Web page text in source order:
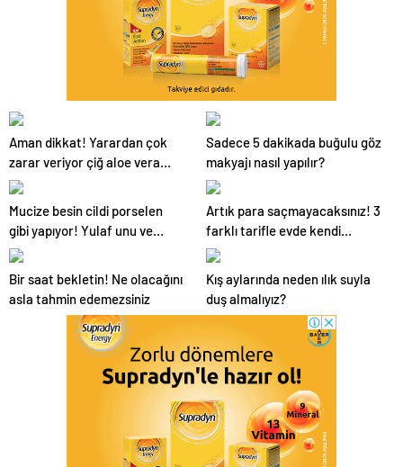
Aman dikkat! Yarardan çok
zarar veriyor çiğ aloe vera
suyu…
Sadece 5 dakikada buğulu göz
makyajı nasıl yapılır?
Mucize besin cildi porselen
gibi yapıyor! Yulaf unu ve
limon…
Artık para saçmayacaksınız! 3
farklı tarifle evde kendi
kremimizi yapıyoruz!
Bir saat bekletin! Ne olacağını
asla tahmin edemezsiniz
Kış aylarında neden ılık suyla
duş almalıyız?